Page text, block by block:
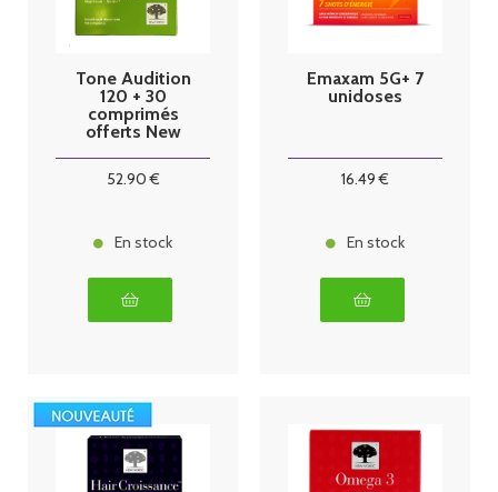
Tone Audition
120 + 30
comprimés
offerts New
52.90€
En stock
Emaxam 5G+ 7
unidoses
16.49 €
En stock